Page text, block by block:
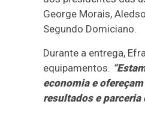
George Morais,
Segundo Domiciano.
Durante a entrega,
equipamentos.
economia e
resultados e parceria